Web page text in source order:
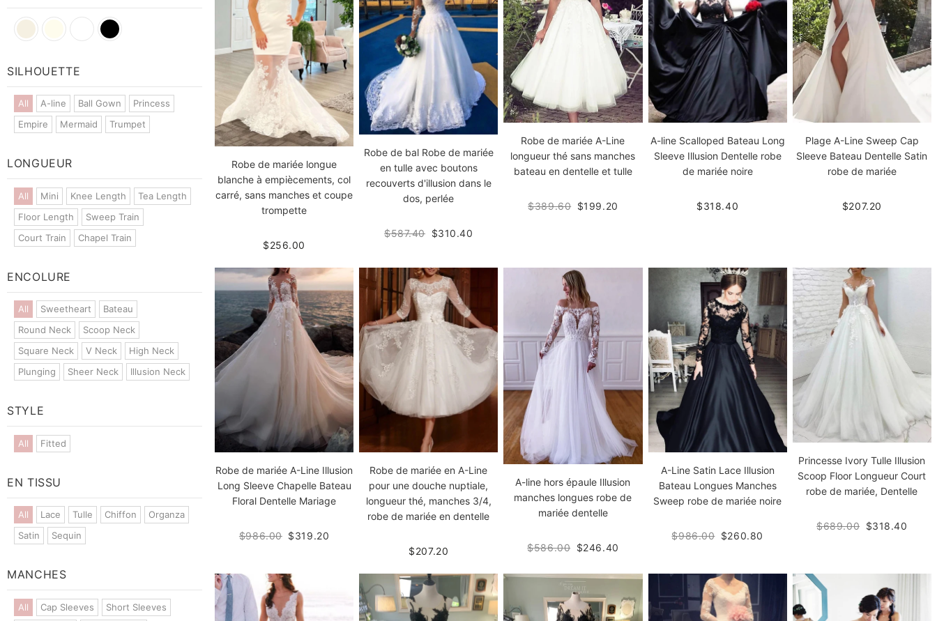
SILHOUETTE
All A-line Ball Gown
Princess
Empire
Mermaid Trumpet
LONGUEUR
All Mini Knee Length
Tea Length
Floor Length
Sweep Train
Court Train
Chapel Train
ENCOLURE
All Sweetheart
Bateau
Round Neck
Scoop Neck
Square Neck
V Neck
High Neck
Plunging
Sheer Neck Illusion Neck
STYLE
All Fitted
EN TISSU
All Lace Tulle Chiffon
Organza
Satin
Sequin
MANCHES
All Cap Sleeves
Short Sleeves
Robe de mariée longue
blanche à empiècements, col
carré, sans manches et coupe
trompette
$256.00
Robe de bal Robe de mariée
en tulle avec boutons
recouverts d'illusion dans le
dos, perlée
$587.40 $310.40
Robe de mariée A-Line
longueur thé sans manches
bateau en dentelle et tulle
$389.60 $199.20
A-line Scalloped Bateau Long
Sleeve Illusion Dentelle robe
de mariée noire
$318.40
Plage A-Line Sweep Cap
Sleeve Bateau Dentelle Satin
robe de mariée
$207.20
Robe de mariée A-Line Illusion
Long Sleeve Chapelle Bateau
Floral Dentelle Mariage
$986.00 $319.20
Robe de mariée en A-Line
pour une douche nuptiale,
longueur thé, manches 3/4,
robe de mariée en dentelle
$207.20
A-line hors épaule Illusion
manches longues robe de
mariée dentelle
$586.00 $246.40
A-Line Satin Lace Illusion
Bateau Longues Manches
Sweep robe de mariée noire
$986.00 $260.80
Princesse Ivory Tulle Illusion
Scoop Floor Longueur Court
robe de mariée, Dentelle
$689.00 $318.40